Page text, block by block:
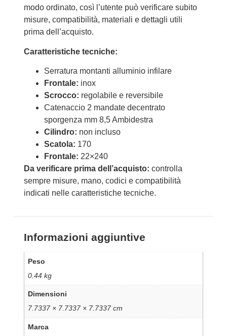
modo ordinato, così l’utente può verificare subito
misure, compatibilità, materiali e dettagli utili
prima dell’acquisto.
Caratteristiche tecniche:
Serratura montanti alluminio infilare
Frontale: inox
Scrocco: regolabile e reversibile
Catenaccio 2 mandate decentrato
sporgenza mm 8,5 Ambidestra
Cilindro: non incluso
Scatola: 170
Frontale: 22×240
Da verificare prima dell’acquisto: controlla
sempre misure, mano, codici e compatibilità
indicati nelle caratteristiche tecniche.
Informazioni aggiuntive
Peso
0.44 kg
Dimensioni
7.7337 × 7.7337 × 7.7337 cm
Marca